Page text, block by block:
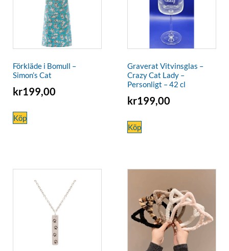
Förkläde i Bomull –
Simon’s Cat
kr199,00
Köp
Graverat Vitvinsglas –
Crazy Cat Lady –
Personligt – 42 cl
kr199,00
Köp